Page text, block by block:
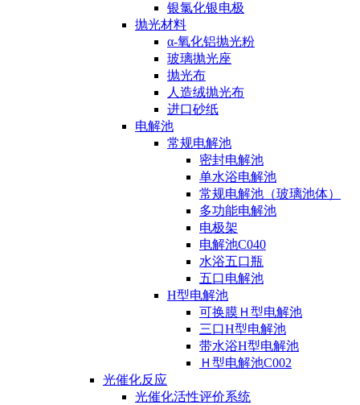
银氯化银电极
抛光材料
α-氧化铝抛光粉
玻璃抛光座
抛光布
人造绒抛光布
进口砂纸
电解池
常规电解池
密封电解池
单水浴电解池
常规电解池（玻璃池体）
多功能电解池
电极架
电解池C040
水浴五口瓶
五口电解池
H型电解池
可换膜Ｈ型电解池
三口H型电解池
带水浴H型电解池
Ｈ型电解池C002
光催化反应
光催化活性评价系统